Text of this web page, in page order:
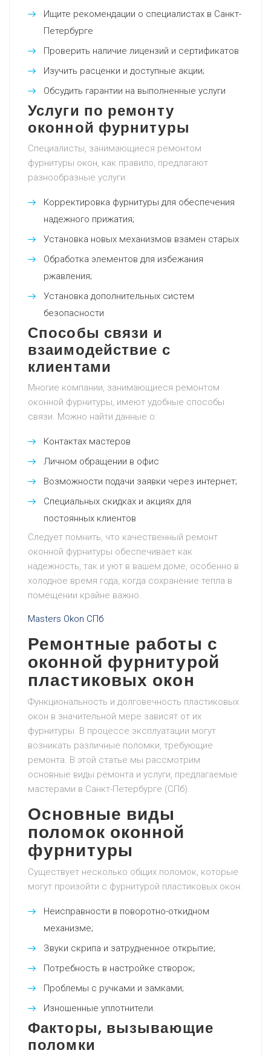
Ищите рекомендации о специалистах в Санкт-
Петербурге
Проверить наличие лицензий и сертификатов
Изучить расценки и доступные акции;
Обсудить гарантии на выполненные услуги
Услуги по ремонту
оконной фурнитуры
Специалисты, занимающиеся ремонтом
фурнитуры окон, как правило, предлагают
разнообразные услуги:
Корректировка фурнитуры для обеспечения
надежного прижатия;
Установка новых механизмов взамен старых
Обработка элементов для избежания
ржавления;
Установка дополнительных систем
безопасности
Способы связи и
взаимодействие с
клиентами
Многие компании, занимающиеся ремонтом
оконной фурнитуры, имеют удобные способы
связи. Можно найти данные о:
Контактах мастеров
Личном обращении в офис
Возможности подачи заявки через интернет;
Специальных скидках и акциях для
постоянных клиентов
Следует помнить, что качественный ремонт
оконной фурнитуры обеспечивает как
надежность, так и уют в вашем доме, особенно в
холодное время года, когда сохранение тепла в
помещении крайне важно.
Masters Okon СПб
Ремонтные работы с
оконной фурнитурой
пластиковых окон
Функциональность и долговечность пластиковых
окон в значительной мере зависят от их
фурнитуры. В процессе эксплуатации могут
возникать различные поломки, требующие
ремонта. В этой статье мы рассмотрим
основные виды ремонта и услуги, предлагаемые
мастерами в Санкт-Петербурге (СПб).
Основные виды
поломок оконной
фурнитуры
Существует несколько общих поломок, которые
могут произойти с фурнитурой пластиковых окон:
Неисправности в поворотно-откидном
механизме;
Звуки скрипа и затрудненное открытие;
Потребность в настройке створок;
Проблемы с ручками и замками;
Изношенные уплотнители.
Факторы, вызывающие
поломки